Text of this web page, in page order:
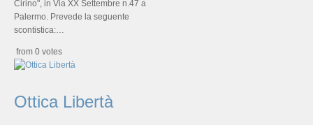
Cirino", in Via XX Settembre n.47 a
Palermo. Prevede la seguente
scontistica:…
from 0 votes
Ottica Libertà